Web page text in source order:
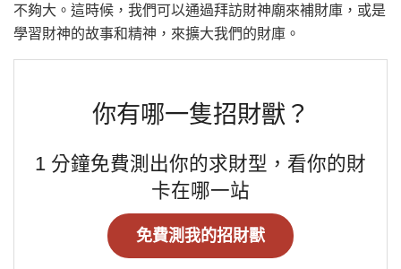
不夠大。這時候，我們可以通過拜訪財神廟來補財庫，或是
學習財神的故事和精神，來擴大我們的財庫。
你有哪一隻招財獸？
1 分鐘免費測出你的求財型，看你的財
卡在哪一站
免費測我的招財獸